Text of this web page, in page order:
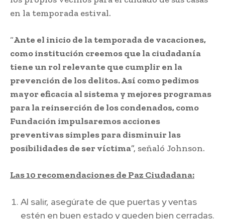
en la temporada estival.
“Ante el inicio de la temporada de vacaciones,
como institución creemos que la ciudadanía
tiene un rol relevante que cumplir en la
prevención de los delitos. Así como pedimos
mayor eficacia al sistema y mejores programas
para la reinserción de los condenados, como
Fundación impulsaremos acciones
preventivas simples para disminuir las
posibilidades de ser víctima”, señaló Johnson.
Las 10 recomendaciones de Paz Ciudadana:
Al salir, asegúrate de que puertas y ventas
estén en buen estado y queden bien cerradas.